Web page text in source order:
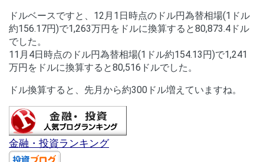
ドルベースですと、12月1日時点のドル円為替相場(1ドル
約156.17円)で1,263万円をドルに換算すると80,873.4ドル
でした。
11月4日時点のドル円為替相場(1ドル約154.13円)で1,241
万円をドルに換算すると80,516ドルでした。
ドル換算すると、先月から約300ドル増えていますね。
金融・投資ランキング